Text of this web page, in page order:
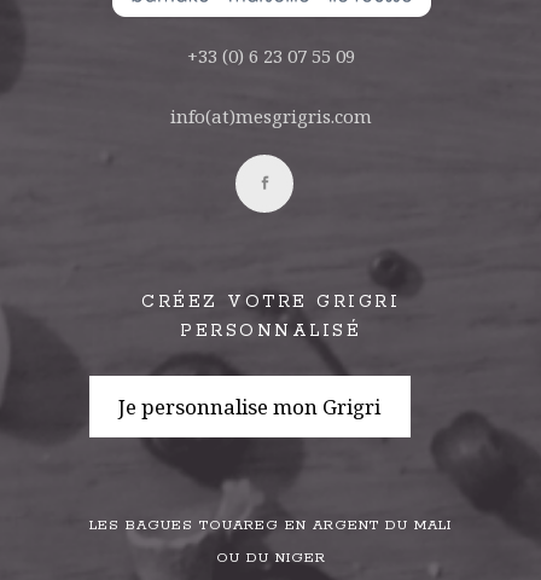
+33 (0) 6 23 07 55 09
info(at)mesgrigris.com
CRÉEZ VOTRE GRIGRI
PERSONNALISÉ
Je personnalise mon Grigri
LES BAGUES TOUAREG EN ARGENT DU MALI
OU DU NIGER